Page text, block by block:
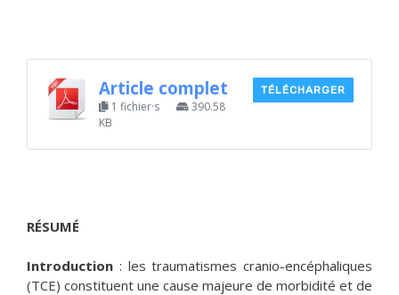
Article complet
1 fichier·s
390.58
KB
TÉLÉCHARGER
RÉSUMÉ
Introduction : les traumatismes cranio-encéphaliques
(TCE) constituent une cause majeure de morbidité et de